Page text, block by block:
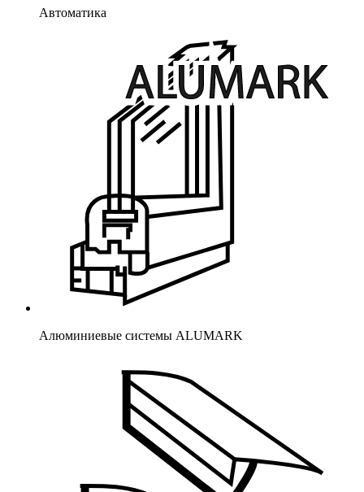
Автоматика
Алюминиевые системы ALUMARK